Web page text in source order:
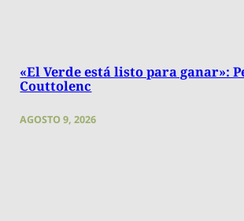
«El Verde está listo para ganar»:
Couttolenc
AGOSTO 9, 2026